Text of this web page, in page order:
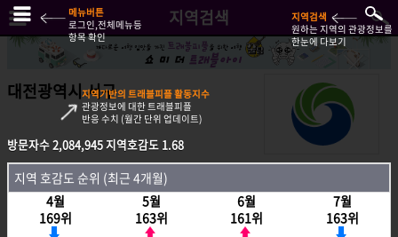
지역검색
대전광역시 서구
방문자수2,084,945지역호감도 1.68
지역호감도 순위 (최근 4개월)
4월
169위
5월
163위
6월
161위
7월
163위
방문자수2,084,945지역호감도 1.68
지역 호감도 순위 (최근 4개월)
4월
169위
5월
163위
6월
161위
7월
163위
메뉴버튼
로그인,전체메뉴등
항목 확인
지역검색
원하는 지역의 관광정보를
한눈에 다보기
지역기반의 트래블피플 활동지수
관광정보에 대한 트래블피플
반응 수치 (월간 단위 업데이트)